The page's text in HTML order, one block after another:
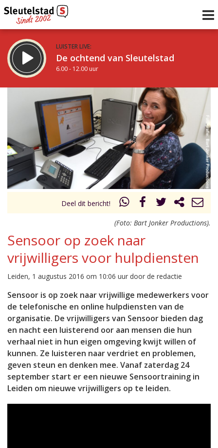
LUISTER LIVE:
De ochtend van Sleutelstad
6.00 - 12.00 uur
De middag van Sleutelstad
12.00 - 18.00 uur
uur 1 van 0 Volgend uur
Inklappen
Deel dit bericht!
(Foto: Bart Jonker Productions).
Sensoor op zoek naar
vrijwilligers voor hulpdiensten
Leiden, 1 augustus 2016 om 10:06 uur door de redactie
Sensoor is op zoek naar vrijwillige medewerkers voor
de telefonische en online hulpdiensten van de
organisatie. De vrijwilligers van Sensoor bieden dag
en nacht een luisterend oor aan mensen die hun
verhaal niet in hun eigen omgeving kwijt willen of
kunnen. Ze luisteren naar verdriet en problemen,
geven steun en denken mee. Vanaf zaterdag 24
september start er een nieuwe Sensoortraining in
Leiden om nieuwe vrijwilligers op te leiden.